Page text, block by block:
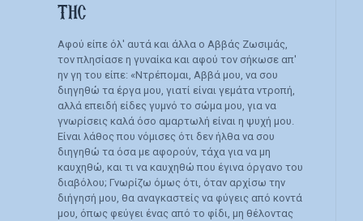
ΤΗΣ
Αφού είπε όλ' αυτά και άλλα ο Αββάς Ζωσιμάς,
τον πλησίασε η γυναίκα και αφού τον σήκωσε απ'
ην γη του είπε: «Ντρέπομαι, Αββά μου, να σου
διηγηθώ τα έργα μου, γιατί είναι γεμάτα ντροπή,
αλλά επειδή είδες γυμνό το σώμα μου, για να
γνωρίσεις καλά όσο αμαρτωλή είναι η ψυχή μου.
Είναι λάθος που νόμισες ότι δεν ήλθα να σου
διηγηθώ τα όσα με αφορούν, τάχα για να μη
καυχηθώ, και τι να καυχηθώ που έγινα όργανο του
διαβόλου; Γνωρίζω όμως ότι, όταν αρχίσω την
διήγησή μου, θα αναγκαστείς να φύγεις από κοντά
μου, όπως φεύγει ένας από το φίδι, μη θέλοντας